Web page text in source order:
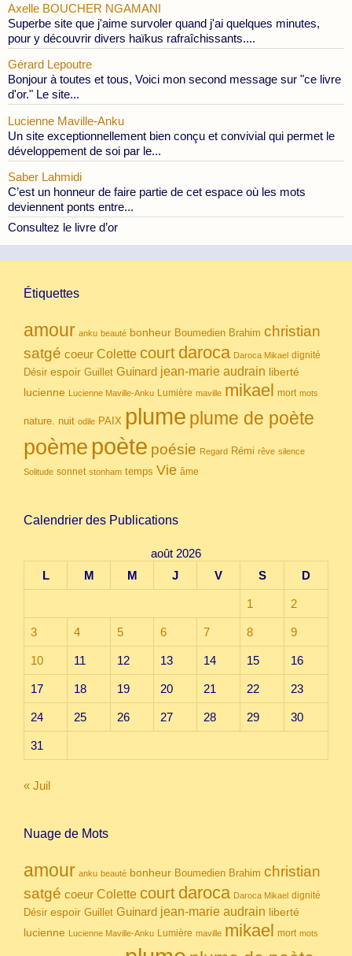
Axelle BOUCHER NGAMANI
Superbe site que j'aime survoler quand j'ai quelques minutes,
pour y découvrir divers haïkus rafraîchissants....
Gérard Lepoutre
Bonjour à toutes et tous, Voici mon second message sur "ce livre
d'or." Le site...
Lucienne Maville-Anku
Un site exceptionnellement bien conçu et convivial qui permet le
développement de soi par le...
Saber Lahmidi
C’est un honneur de faire partie de cet espace où les mots
deviennent ponts entre...
Consultez le livre d’or
Étiquettes
amour anku beauté bonheur Boumedien Brahim christian
satgé coeur Colette court daroca Daroca Mikael dignité
Désir espoir Guillet Guinard jean-marie audrain liberté
lucienne Lucienne Maville-Anku Lumière maville mikael mort mots
nature. nuit odile PAIX plume plume de poète
poème poète poésie Regard Rémi rêve silence
Solitude sonnet stonham temps Vie âme
Calendrier des Publications
août 2026
L
M M J V S D
1 2
3 4 5 6 7 8 9
10 11 12 13 14 15 16
17 18 19 20 21 22 23
24 25 26 27 28 29 30
31
« Juil
Nuage de Mots
amour anku beauté bonheur Boumedien Brahim christian
satgé coeur Colette court daroca Daroca Mikael dignité
Désir espoir Guillet Guinard jean-marie audrain liberté
lucienne Lucienne Maville-Anku Lumière maville mikael mort mots